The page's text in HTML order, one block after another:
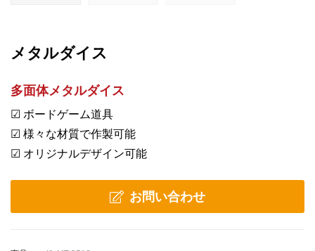
メタルダイス
多面体メタルダイス
☑ ボードゲーム道具
☑ 様々な材質で作製可能
☑ オリジナルデザイン可能
お問い合わせ